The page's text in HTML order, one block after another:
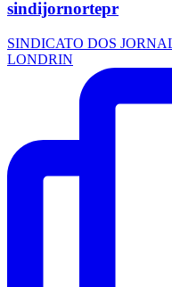
sindijornortepr
SINDICATO DOS
LONDRIN